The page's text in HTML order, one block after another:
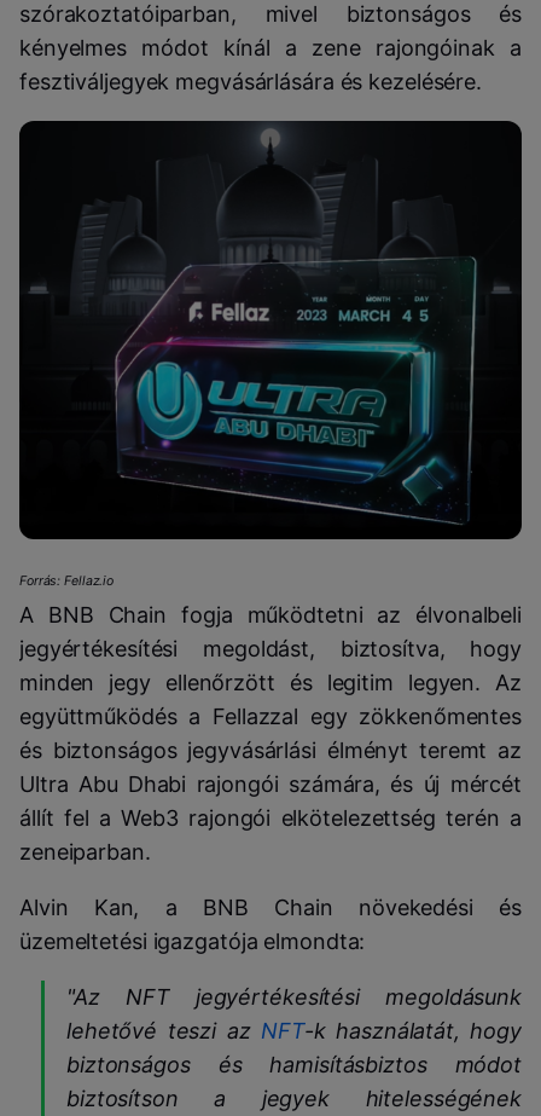
szórakoztatóiparban, mivel biztonságos és
kényelmes módot kínál a zene rajongóinak a
fesztiváljegyek megvásárlására és kezelésére.
Forrás: Fellaz.io
A BNB Chain fogja működtetni az élvonalbeli
jegyértékesítési megoldást, biztosítva, hogy
minden jegy ellenőrzött és legitim legyen. Az
együttműködés a Fellazzal egy zökkenőmentes
és biztonságos jegyvásárlási élményt teremt az
Ultra Abu Dhabi rajongói számára, és új mércét
állít fel a Web3 rajongói elkötelezettség terén a
zeneiparban.
Alvin Kan, a BNB Chain növekedési és
üzemeltetési igazgatója elmondta:
"Az NFT jegyértékesítési megoldásunk
lehetővé teszi az NFT-k használatát, hogy
biztonságos és hamisításbiztos módot
biztosítson a jegyek hitelességének